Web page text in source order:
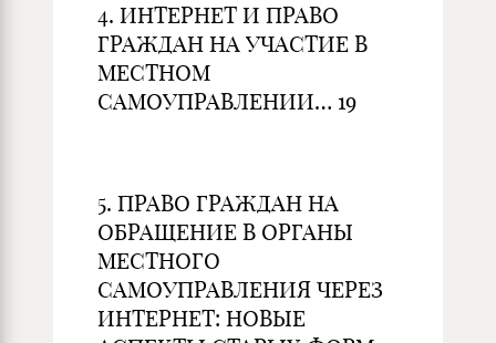
4. ИНТЕРНЕТ И ПРАВО
ГРАЖДАН НА УЧАСТИЕ В
МЕСТНОМ
САМОУПРАВЛЕНИИ… 19
5. ПРАВО ГРАЖДАН НА
ОБРАЩЕНИЕ В ОРГАНЫ
МЕСТНОГО
САМОУПРАВЛЕНИЯ ЧЕРЕЗ
ИНТЕРНЕТ: НОВЫЕ